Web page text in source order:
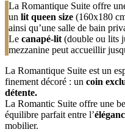
La Romantique Suite offre
un lit queen size (160x180
ainsi qu’une salle de bain
Le canapé-lit (double ou lits
mezzanine peut accueillir
La Romantique Suite est un
finement décoré : un coin
détente.
La Romantic Suite offre une
équilibre parfait entre l’
mobilier.